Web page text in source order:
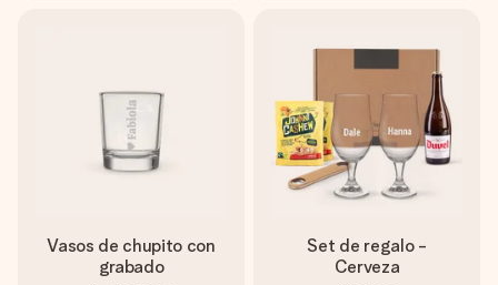
Vasos de chupito con
grabado
Set de regalo -
Cerveza